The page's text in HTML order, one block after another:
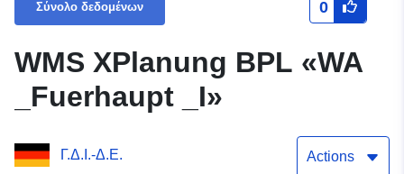
Σύνολο δεδομένων 0
WMS XPlanung BPL «WA
_Fuerhaupt _I»
Γ.Δ.Ι.-Δ.Ε. Actions